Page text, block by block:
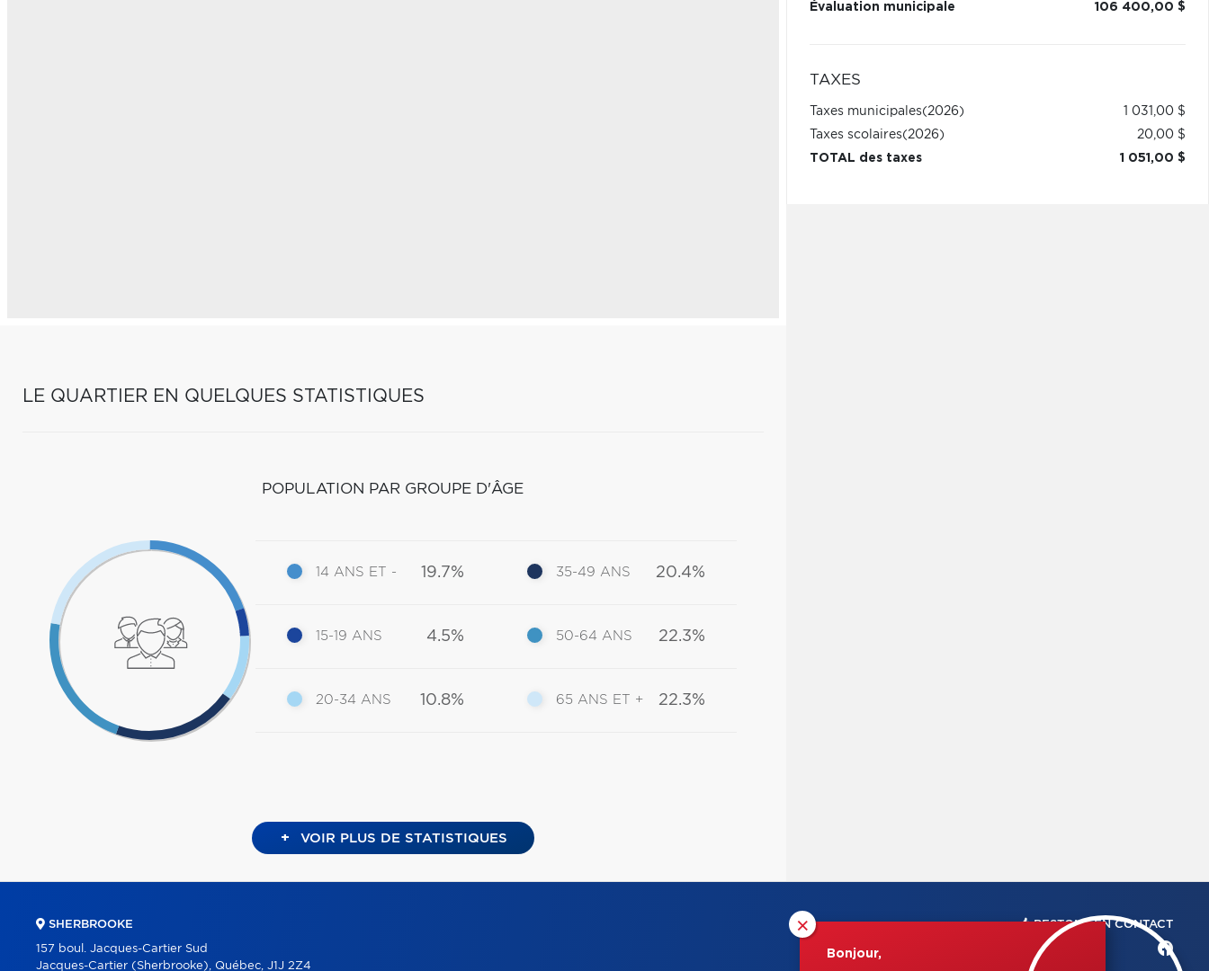
LE QUARTIER EN QUELQUES STATISTIQUES
POPULATION PAR GROUPE D'ÂGE
14 ANS ET - 19.7%
15-19 ANS 4.5%
20-34 ANS 10.8%
35-49 ANS 20.4%
50-64 ANS 22.3%
65 ANS ET + 22.3%
+ VOIR PLUS DE STATISTIQUES
Évaluation municipale
106 400,00 $
TAXES
Taxes municipales(2026)
1 031,00 $
Taxes scolaires(2026)
20,00 $
TOTAL des taxes
1 051,00 $
×
Bonjour,
SHERBROOKE
157 boul. Jacques-Cartier Sud
Jacques-Cartier (Sherbrooke), Québec, J1J 2Z4
RESTONS EN CONTACT